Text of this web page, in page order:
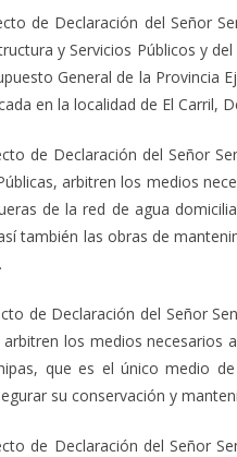
de Declaración del Señor
y Servicios Públicos y
General de la Provincia
en la localidad de El Carril,
de Declaración del Señor
arbitren los medios
de la red de agua
también las obras de
de Declaración del Señor
arbitren los medios
que es el único medio
su conservación y
de Declaración del Señor